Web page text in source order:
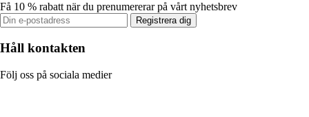
Få 10 % rabatt när du prenumererar på vårt nyhetsbrev
Registrera dig
Håll kontakten
Följ oss på sociala medier